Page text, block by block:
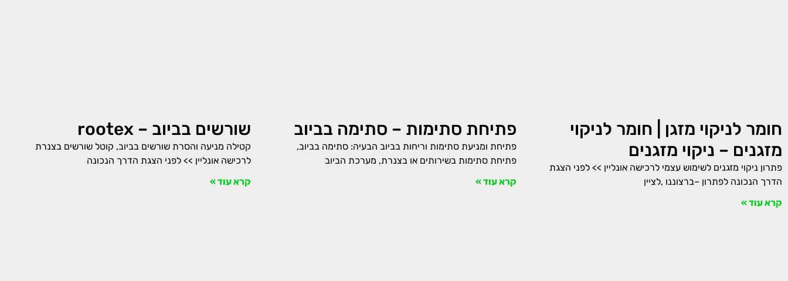
חומר לניקוי מזגן | חומר לניקוי
מזגנים – ניקוי מזגנים
פתרון ניקוי מזגנים לשימוש עצמי לרכישה אונליין >> לפני הצגת
הדרך הנכונה לפתרון –ברצוננו ,לציין
קרא עוד »
פתיחת סתימות – סתימה בביוב
פתיחת ומניעת סתימות וריחות בביוב הבעיה: סתימה בביוב,
פתיחת סתימות בשירותים או בצנרת, מערכת הביוב
קרא עוד »
שורשים בביוב – rootex
קטילה מניעה והסרת שורשים בביוב, קוטל שורשים בצנרת
לרכישה אונליין >> לפני הצגת הדרך הנכונה
קרא עוד »